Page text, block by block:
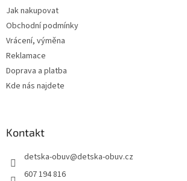
Jak nakupovat
Obchodní podmínky
Vrácení, výměna
Reklamace
Doprava a platba
Kde nás najdete
Kontakt
detska-obuv@detska-obuv.cz
607 194 816